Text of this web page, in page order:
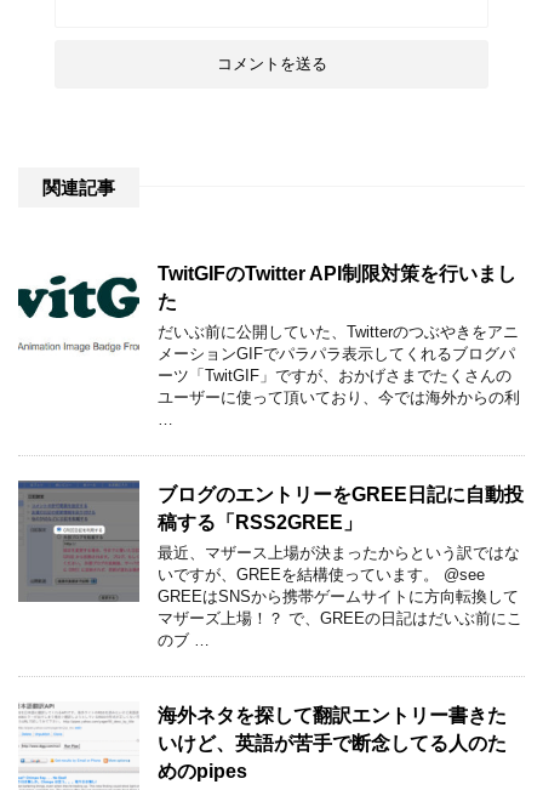
関連記事
TwitGIFのTwitter API制限対策を行いまし
た
だいぶ前に公開していた、Twitterのつぶやきをアニ
メーションGIFでパラパラ表示してくれるブログパ
ーツ「TwitGIF」ですが、おかげさまでたくさんの
ユーザーに使って頂いており、今では海外からの利
ブログのエントリーをGREE日記に自動投
稿する「RSS2GREE」
最近、マザース上場が決まったからという訳ではな
いですが、GREEを結構使っています。 @see
GREEはSNSから携帯ゲームサイトに方向転換して
マザーズ上場！？ で、GREEの日記はだいぶ前にこ
のブ …
海外ネタを探して翻訳エントリー書きた
いけど、英語が苦手で断念してる人のた
めのpipes